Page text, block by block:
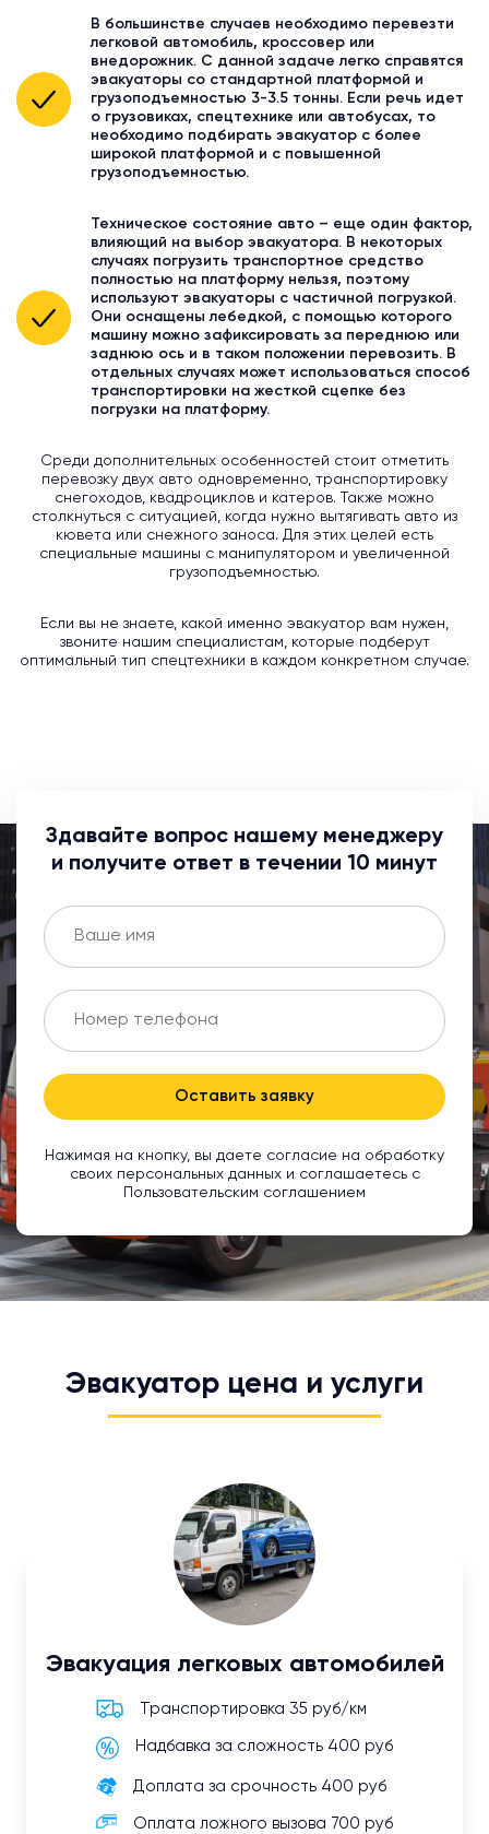
В большинстве случаев необходимо перевезти
легковой автомобиль, кроссовер или
внедорожник. С данной задаче легко справятся
эвакуаторы со стандартной платформой и
грузоподъемностью 3-3.5 тонны. Если речь идет
о грузовиках, спецтехнике или автобусах, то
необходимо подбирать эвакуатор с более
широкой платформой и с повышенной
грузоподъемностью.
Техническое состояние авто – еще один фактор,
влияющий на выбор эвакуатора. В некоторых
случаях погрузить транспортное средство
полностью на платформу нельзя, поэтому
используют эвакуаторы с частичной погрузкой.
Они оснащены лебедкой, с помощью которого
машину можно зафиксировать за переднюю или
заднюю ось и в таком положении перевозить. В
отдельных случаях может использоваться способ
транспортировки на жесткой сцепке без
погрузки на платформу.
Среди дополнительных особенностей стоит отметить
перевозку двух авто одновременно, транспортировку
снегоходов, квадроциклов и катеров. Также можно
столкнуться с ситуацией, когда нужно вытягивать авто из
кювета или снежного заноса. Для этих целей есть
специальные машины с манипулятором и увеличенной
грузоподъемностью.
Если вы не знаете, какой именно эвакуатор вам нужен,
звоните нашим специалистам, которые подберут
оптимальный тип спецтехники в каждом конкретном случае.
Здавайте вопрос нашему менеджеру
и получите ответ в течении 10 минут
Оставить заявку
Нажимая на кнопку, вы даете согласие на обработку
своих персональных данных и соглашаетесь с
Пользовательским соглашением
Эвакуатор цена и услуги
Эвакуация легковых автомобилей
Транспортировка 35 руб/км
Надбавка за сложность 400 руб
Доплата за срочность 400 руб
Оплата ложного вызова 700 руб